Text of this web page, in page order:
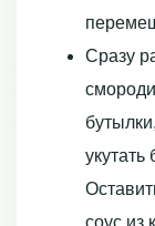
Сразу
соус из